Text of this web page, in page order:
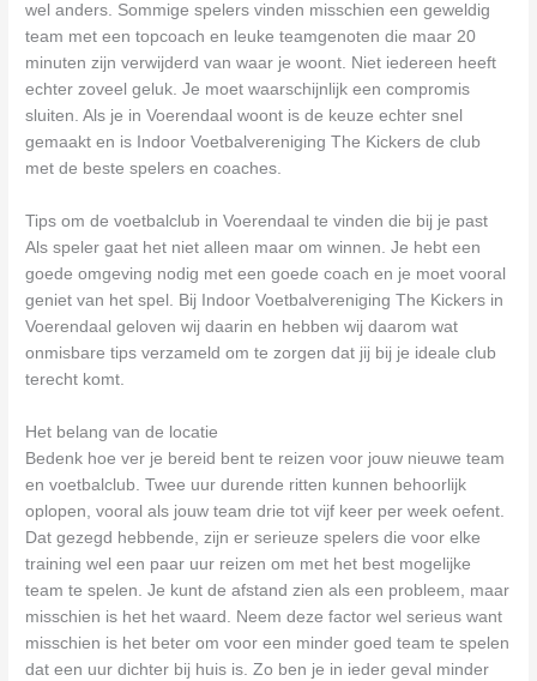
wel anders. Sommige spelers vinden misschien een geweldig
team met een topcoach en leuke teamgenoten die maar 20
minuten zijn verwijderd van waar je woont. Niet iedereen heeft
echter zoveel geluk. Je moet waarschijnlijk een compromis
sluiten. Als je in Voerendaal woont is de keuze echter snel
gemaakt en is Indoor Voetbalvereniging The Kickers de club
met de beste spelers en coaches.
Tips om de voetbalclub in Voerendaal te vinden die bij je past
Als speler gaat het niet alleen maar om winnen. Je hebt een
goede omgeving nodig met een goede coach en je moet vooral
geniet van het spel. Bij Indoor Voetbalvereniging The Kickers in
Voerendaal geloven wij daarin en hebben wij daarom wat
onmisbare tips verzameld om te zorgen dat jij bij je ideale club
terecht komt.
Het belang van de locatie
Bedenk hoe ver je bereid bent te reizen voor jouw nieuwe team
en voetbalclub. Twee uur durende ritten kunnen behoorlijk
oplopen, vooral als jouw team drie tot vijf keer per week oefent.
Dat gezegd hebbende, zijn er serieuze spelers die voor elke
training wel een paar uur reizen om met het best mogelijke
team te spelen. Je kunt de afstand zien als een probleem, maar
misschien is het het waard. Neem deze factor wel serieus want
misschien is het beter om voor een minder goed team te spelen
dat een uur dichter bij huis is. Zo ben je in ieder geval minder